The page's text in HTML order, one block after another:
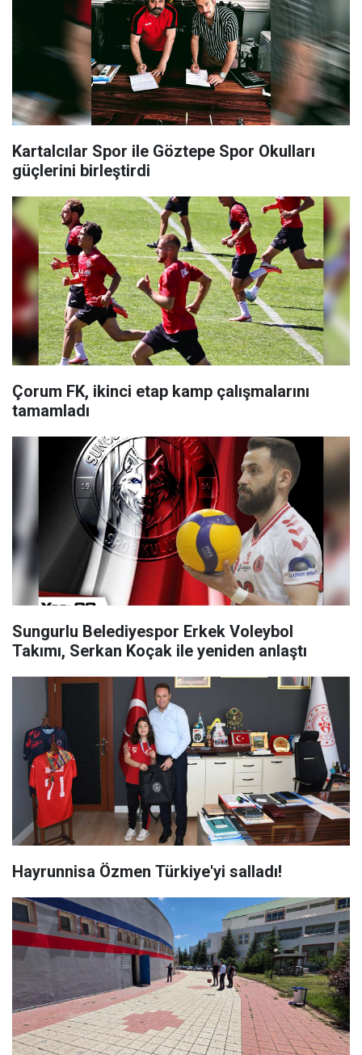
Kartalcılar Spor ile Göztepe Spor Okulları
güçlerini birleştirdi
Çorum FK, ikinci etap kamp çalışmalarını
tamamladı
Sungurlu Belediyespor Erkek Voleybol
Takımı, Serkan Koçak ile yeniden anlaştı
Hayrunnisa Özmen Türkiye'yi salladı!